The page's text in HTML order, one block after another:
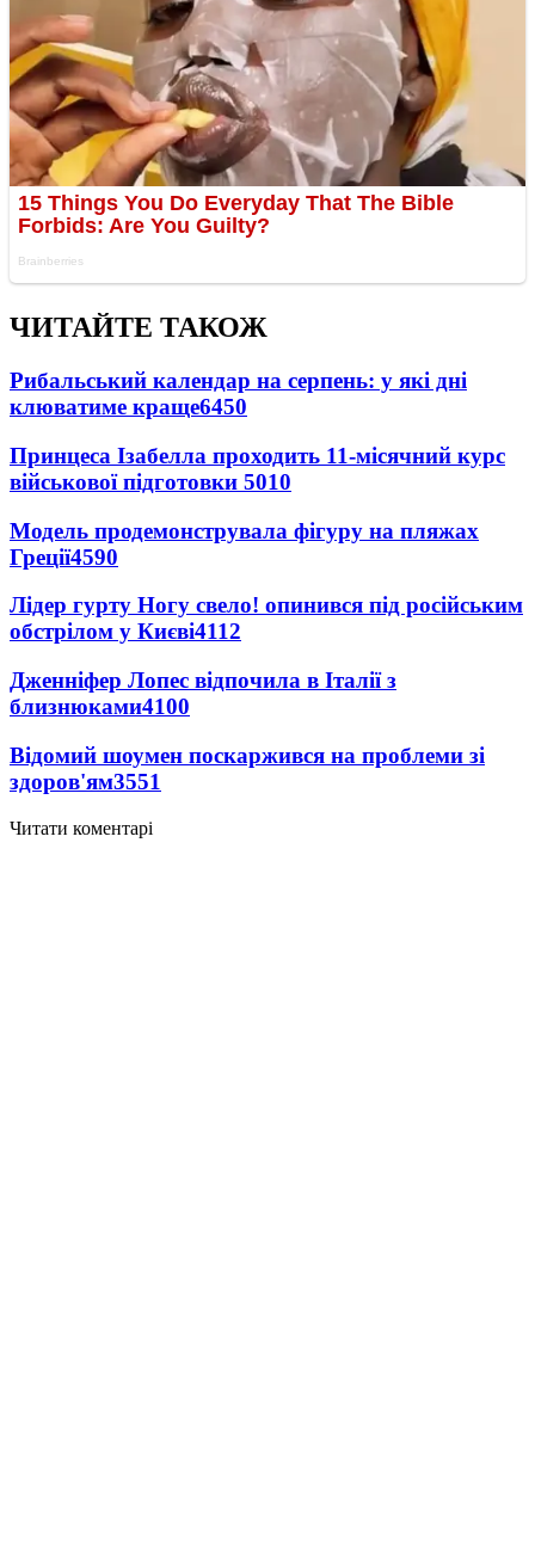
ЧИТАЙТЕ ТАКОЖ
Рибальський календар на серпень: у які дні
клюватиме краще6450
Принцеса Ізабелла проходить 11-місячний курс
військової підготовки 5010
Модель продемонструвала фігуру на пляжах
Греції4590
Лідер гурту Ногу свело! опинився під російським
обстрілом у Києві4112
Дженніфер Лопес відпочила в Італії з
близнюками4100
Відомий шоумен поскаржився на проблеми зі
здоров'ям3551
Читати коментарі